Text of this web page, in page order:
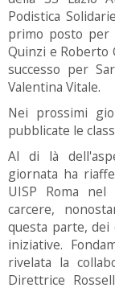
Podistica
primo posto per
Quinzi e Roberto
successo per
Valentina Vitale.
Nei prossimi
pubblicate le
Al di là
giornata ha
UISP Roma
carcere,
questa parte,
iniziative.
rivelata la
Direttrice